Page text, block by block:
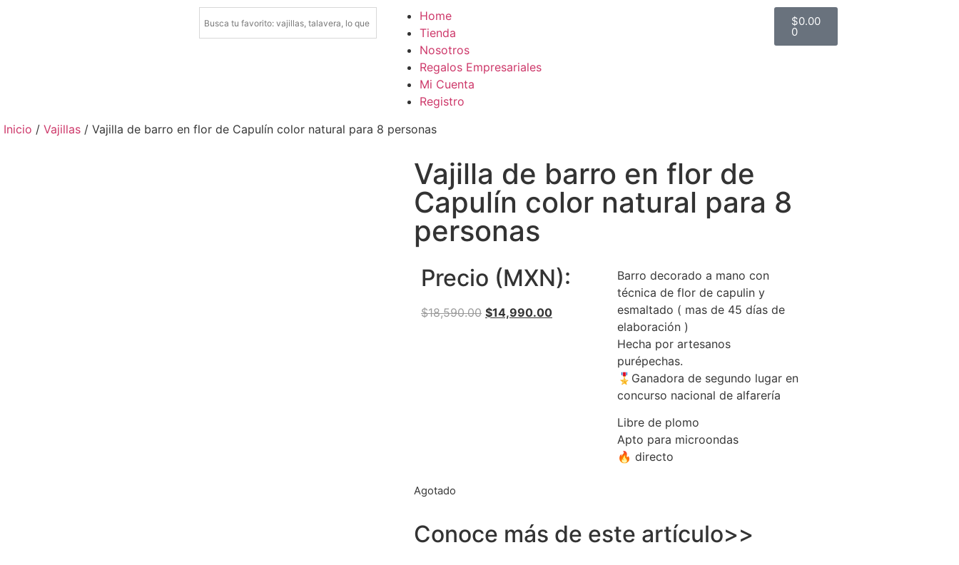
Home
Tienda
Nosotros
Regalos Empresariales
Mi Cuenta
Registro
$0.00
0
Inicio / Vajillas / Vajilla de barro en flor de Capulín color natural para 8 personas
Vajilla de barro en flor de
Capulín color natural para 8
personas
Precio (MXN):
$18,590.00 $14,990.00
Barro decorado a mano con
técnica de flor de capulin y
esmaltado ( mas de 45 días de
elaboración )
Hecha por artesanos
purépechas.
🎖️Ganadora de segundo lugar en
concurso nacional de alfarería
Libre de plomo
Apto para microondas
🔥 directo
Agotado
Conoce más de este artículo>>